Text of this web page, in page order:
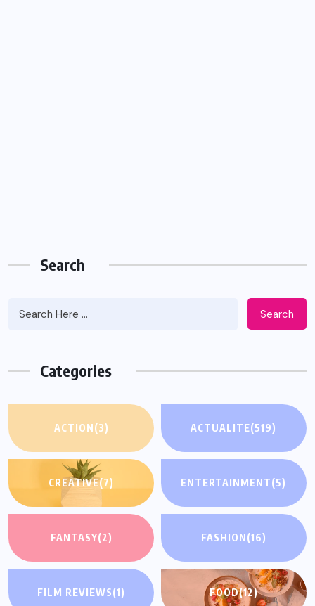
Search
Search
Categories
ACTION(3) ACTUALITE(519)
CREATIVE(7) ENTERTAINMENT(5)
FANTASY(2) FASHION(16)
FILM REVIEWS(1) FOOD(12)